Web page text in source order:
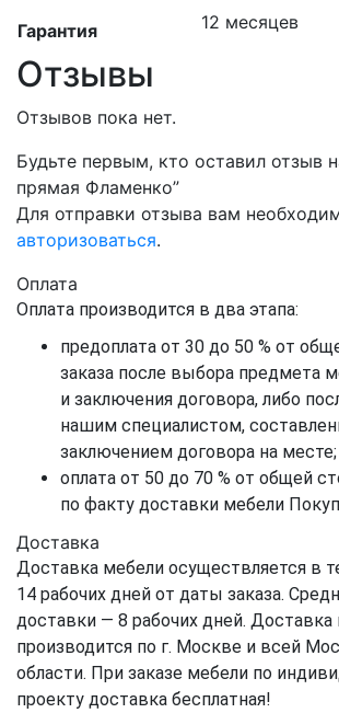
Гарантия 12 месяцев
Отзывы
Отзывов пока нет.
Будьте первым, кто оставил отзыв
прямая Фламенко”
Для отправки отзыва вам
авторизоваться.
Оплата
Оплата производится в два этапа:
предоплата от 30 до 50 % от
заказа после выбора предмета
и заключения договора, либо
нашим специалистом,
заключением договора на месте;
оплата от 50 до 70 % от общей
по факту доставки мебели
Доставка
Доставка мебели осуществляется в
14 рабочих дней от даты заказа.
доставки — 8 рабочих дней. Доставка
производится по г. Москве и всей
области. При заказе мебели по
проекту доставка бесплатная!